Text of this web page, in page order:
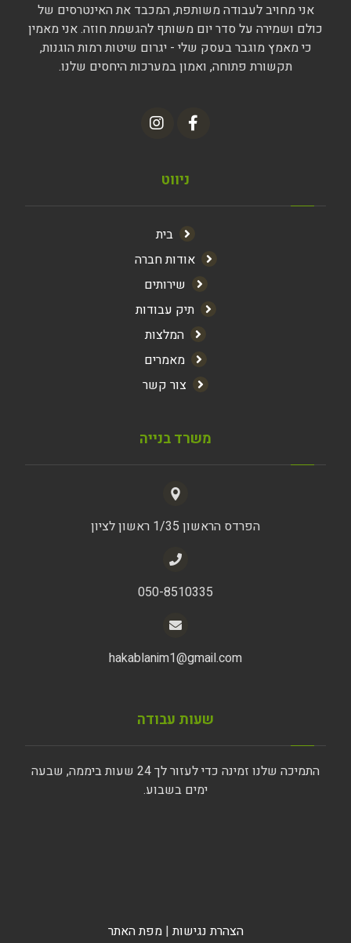
אני מחויב לעבודה משותפת, המכבד את האינטרסים של
כולם ושמירה על סדר יום משותף להגשמת חוזה. אני מאמין
כי מאמץ מוגבר בעסק שלי - יגרום שיטות רמות הוגנות,
תקשורת פתוחה, ואמון במערכות היחסים שלנו.
ניווט
בית
אודות חברה
שירותים
תיק עבודות
המלצות
מאמרים
צור קשר
משרד בנייה
הפרדס הראשון 1/35 ראשון לציון
050-8510335
hakablanim1@gmail.com
שעות עבודה
התמיכה שלנו זמינה כדי לעזור לך 24 שעות ביממה, שבעה
ימים בשבוע.
הצהרת נגישות|מפת האתר